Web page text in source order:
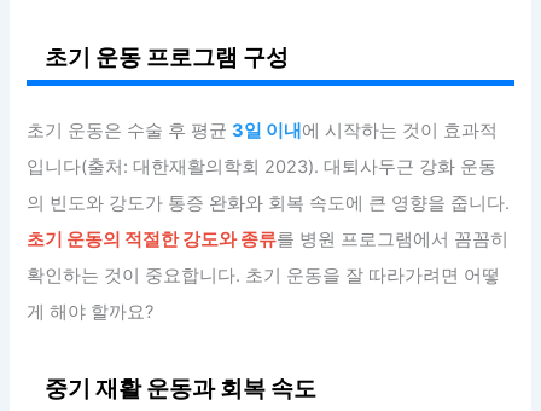
초기 운동 프로그램 구성
초기 운동은 수술 후 평균3일 이내에 시작하는 것이 효과적
입니다(출처: 대한재활의학회 2023). 대퇴사두근 강화 운동
의 빈도와 강도가 통증 완화와 회복 속도에 큰 영향을 줍니다.
초기 운동의 적절한 강도와 종류를 병원 프로그램에서 꼼꼼히
확인하는 것이 중요합니다. 초기 운동을 잘 따라가려면 어떻
게 해야 할까요?
중기 재활 운동과 회복 속도